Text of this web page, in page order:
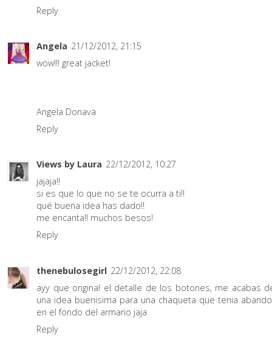
Reply
Angela 21/12/2012, 21:15
wow!!! great jacket!
Angela Donava
Reply
Views by Laura 22/12/2012, 10:27
jajaja!!
si es que lo que no se te ocurra a ti!!
qué buena idea has dado!!
me encanta!! muchos besos!
Reply
thenebulosegirl 22/12/2012, 22:08
ayy que original el detalle de los botones, me acabas
una idea buenisima para una chaqueta que tenia
en el fondo del armario jaja
Reply